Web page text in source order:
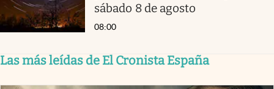
sábado 8 de agosto
08:00
Las más leídas de El Cronista España